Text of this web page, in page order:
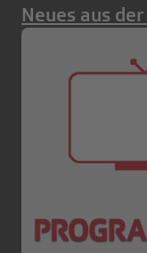
Neues aus